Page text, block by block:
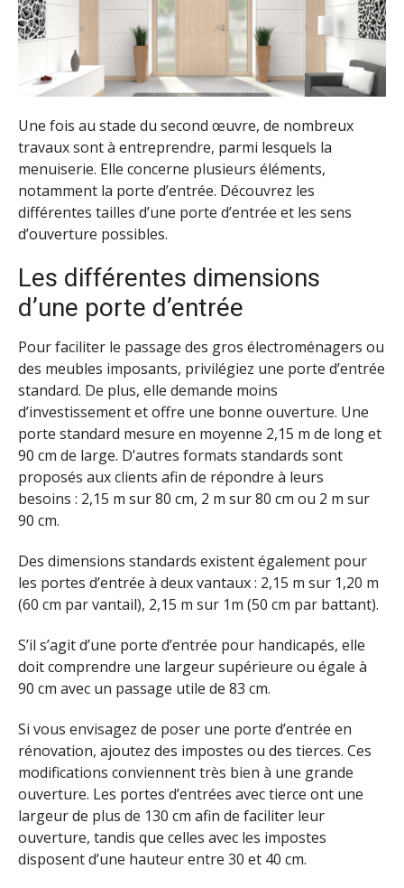
Une fois au stade du second œuvre, de nombreux
travaux sont à entreprendre, parmi lesquels la
menuiserie. Elle concerne plusieurs éléments,
notamment la porte d’entrée. Découvrez les
différentes tailles d’une porte d’entrée et les sens
d’ouverture possibles.
Les différentes dimensions
d’une porte d’entrée
Pour faciliter le passage des gros électroménagers ou
des meubles imposants, privilégiez une porte d’entrée
standard. De plus, elle demande moins
d’investissement et offre une bonne ouverture. Une
porte standard mesure en moyenne 2,15 m de long et
90 cm de large. D’autres formats standards sont
proposés aux clients afin de répondre à leurs
besoins : 2,15 m sur 80 cm, 2 m sur 80 cm ou 2 m sur
90 cm.
Des dimensions standards existent également pour
les portes d’entrée à deux vantaux : 2,15 m sur 1,20 m
(60 cm par vantail), 2,15 m sur 1m (50 cm par battant).
S’il s’agit d’une porte d’entrée pour handicapés, elle
doit comprendre une largeur supérieure ou égale à
90 cm avec un passage utile de 83 cm.
Si vous envisagez de poser une porte d’entrée en
rénovation, ajoutez des impostes ou des tierces. Ces
modifications conviennent très bien à une grande
ouverture. Les portes d’entrées avec tierce ont une
largeur de plus de 130 cm afin de faciliter leur
ouverture, tandis que celles avec les impostes
disposent d’une hauteur entre 30 et 40 cm.